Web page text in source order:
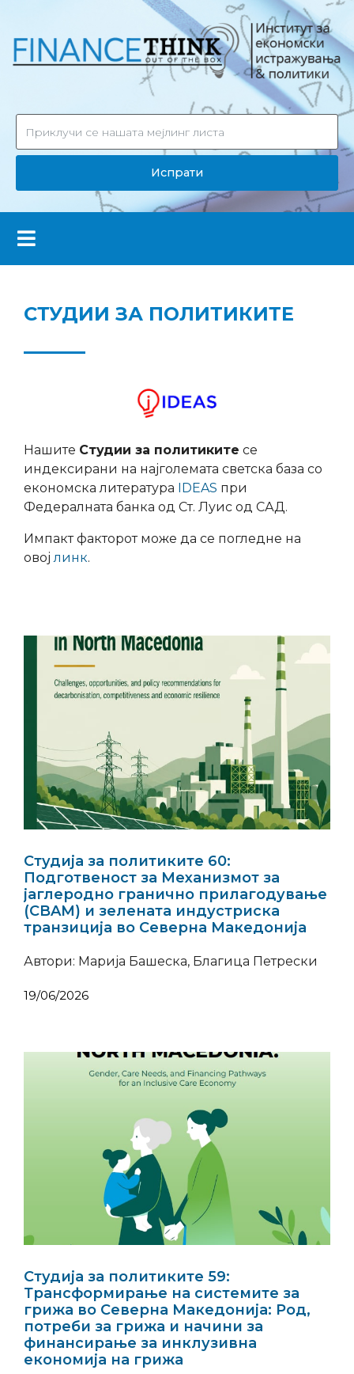
Испрати
СТУДИИ ЗА ПОЛИТИКИТЕ
Нашите Студии за политиките се
индексирани на најголемата светска база со
економска литература IDEAS при
Федералната банка од Ст. Луис од САД.
Импакт факторот може да се погледне на
овојлинк.
Студија за политиките 60:
Подготвеност за Механизмот за
јаглеродно гранично прилагодување
(CBAM) и зелената индустриска
транзиција во Северна Македонија
Автори: Марија Башеска, Благица Петрески
19/06/2026
Студија за политиките 59:
Трансформирање на системите за
грижа во Северна Македонија: Род,
потреби за грижа и начини за
финансирање за инклузивна
економија на грижа